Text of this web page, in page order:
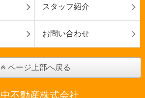
スタッフ紹介
お問い合わせ
ページ上部へ戻る
不動産株式会社